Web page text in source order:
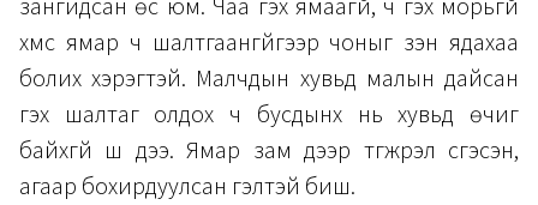
зангидсан өс юм. Чаа гэх ямаагүй, чүү гэх морьгүй
хүмүүс ямар ч шалтгаангүйгээр чоныг үзэн ядахаа
болих хэрэгтэй. Малчдын хувьд малын дайсан
гэх шалтаг олдох ч бусдынх нь хувьд өчиг
байхгүй шүү дээ. Ямар зам дээр түгжрэл үүсгэсэн,
агаар бохирдуулсан гэлтэй биш.